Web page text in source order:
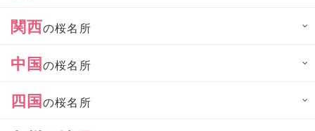
関西の桜名所
中国の桜名所
四国の桜名所